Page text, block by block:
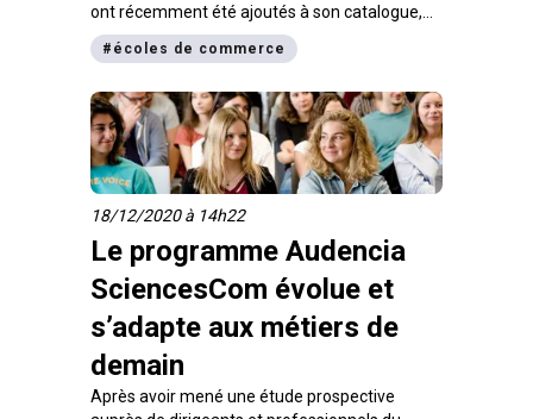
ont récemment été ajoutés à son catalogue,
dont des BTS et MBA, qui te permettent
d’avoir une formation professionnalisante
# écoles de commerce
18/12/2020 à 14h22
Le programme Audencia
SciencesCom évolue et
s’adapte aux métiers de
demain
Après avoir mené une étude prospective